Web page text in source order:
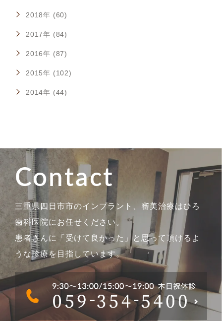
2018年 (60)
2017年 (84)
2016年 (87)
2015年 (102)
2014年 (44)
Contact
三重県四日市市のインプラント、審美治療はひろ
歯科医院にお任せください。
患者さんに「受けて良かった」と思って頂けるよ
うな診療を目指しています。